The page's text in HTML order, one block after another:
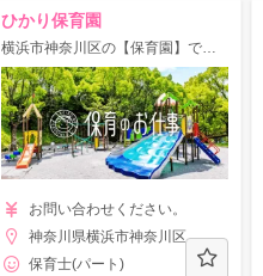
ひかり保育園
横浜市神奈川区の【保育園】での保育士求人です
お問い合わせください。
神奈川県横浜市神奈川区
保育士(パート)